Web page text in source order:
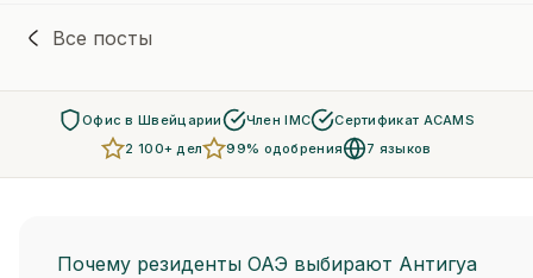
Все посты
Офис в Швейцарии Член IMC
Сертификат ACAMS
2 100+ дел
99% одобрения 7 языков
Почему резиденты ОАЭ выбирают Антигуа